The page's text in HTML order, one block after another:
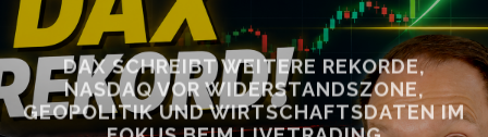
DAX SCHREIBT WEITERE REKORDE,
NASDAQ VOR WIDERSTANDSZONE,
GEOPOLITIK UND WIRTSCHAFTSDATEN IM
FOKUS BEIM LIVETRADING